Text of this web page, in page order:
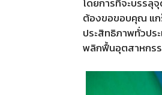
โดยการที่จะบรรลุ
ต้องขอขอบคุณ แก
ประสิทธิภาพทั่วปร
พลิกฟื้นอุตสาหกรร